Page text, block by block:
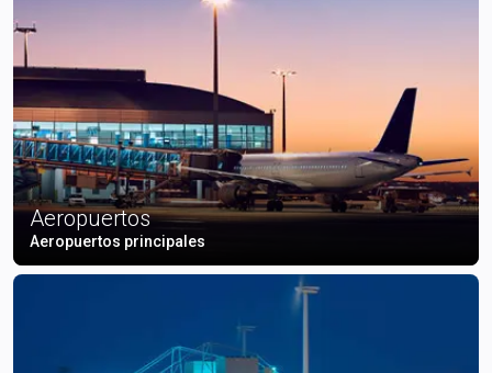
Aeropuertos
Aeropuertos principales